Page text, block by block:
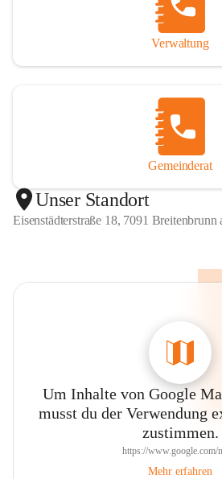
Verwaltung
Gemeinderat
Unser Standort
Eisenstädterstraße 18, 7091
Um Inhalte von Google
musst du der Verwendung
zustimmen.
https://www.google.com/
Mehr erfahren